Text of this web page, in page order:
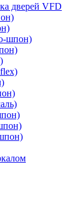
дверей VFD
шпон)